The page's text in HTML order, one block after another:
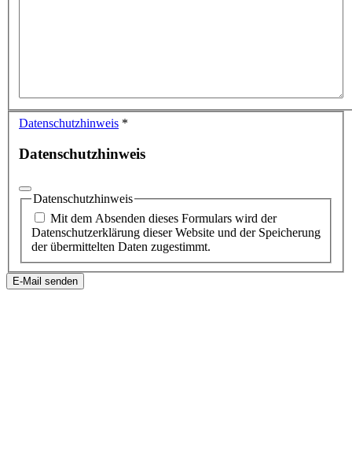
Datenschutzhinweis *
Datenschutzhinweis
Datenschutzhinweis
Mit dem Absenden dieses Formulars wird der
Datenschutzerklärung dieser Website und der Speicherung
der übermittelten Daten zugestimmt.
E-Mail senden